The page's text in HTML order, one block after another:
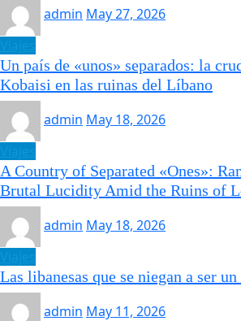
admin May 27, 2026
Un país de «unos» separados: la
Kobaisi en las ruinas del Líbano
admin May 18, 2026
A Country of Separated «Ones»:
Brutal Lucidity Amid the Ruins of
admin May 18, 2026
Las libanesas que se niegan a ser un
admin May 11, 2026